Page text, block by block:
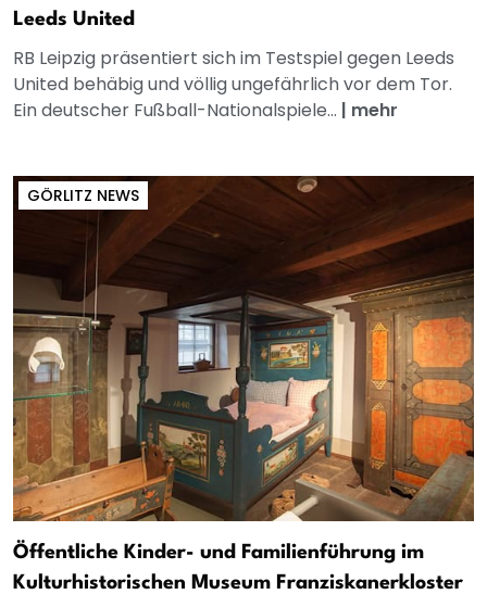
Leeds United
RB Leipzig präsentiert sich im Testspiel gegen Leeds
United behäbig und völlig ungefährlich vor dem Tor.
Ein deutscher Fußball-Nationalspiele... | mehr
GÖRLITZ NEWS
Öffentliche Kinder- und Familienführung im
Kulturhistorischen Museum Franziskanerkloster